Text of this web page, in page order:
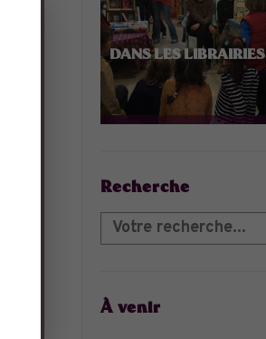
DANS LES LIBRAIRIES
Recherche
À venir